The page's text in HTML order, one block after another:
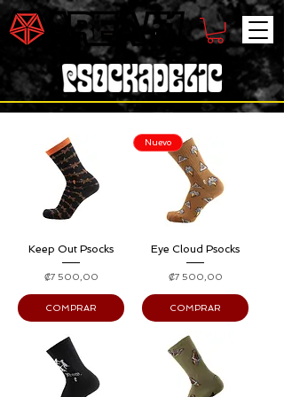
Keep Out Psocks
Precio
₡7 500,00
COMPRAR
Nuevo
Eye Cloud Psocks
Precio
₡7 500,00
COMPRAR